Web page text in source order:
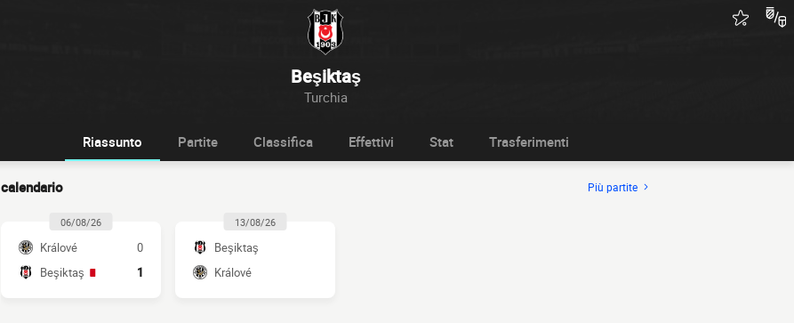
Beşiktaş
Turchia
Riassunto Partite Classifica Effettivi Stat Trasferimenti
calendario Più partite
06/08/26
Králové
0
Beşiktaş
1
13/08/26
Beşiktaş
Králové